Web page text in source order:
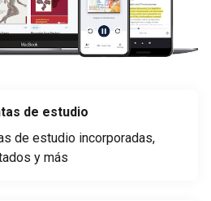
de estudio
de estudio incorporadas,
y más